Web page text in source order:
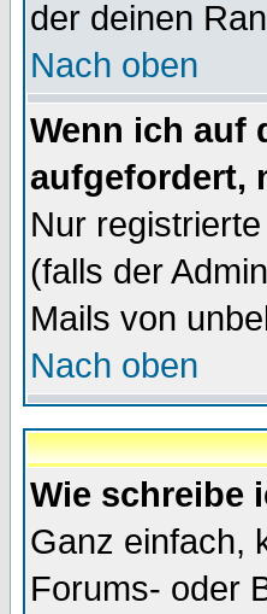
der deinen
Nach oben
Wenn ich auf
aufgefordert,
Nur
(falls der
Mails von
Nach oben
Wie schreibe
Ganz einfach,
Forums- oder